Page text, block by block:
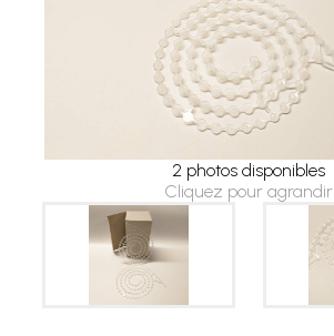
2 photos disponibles
Cliquez pour agrandir